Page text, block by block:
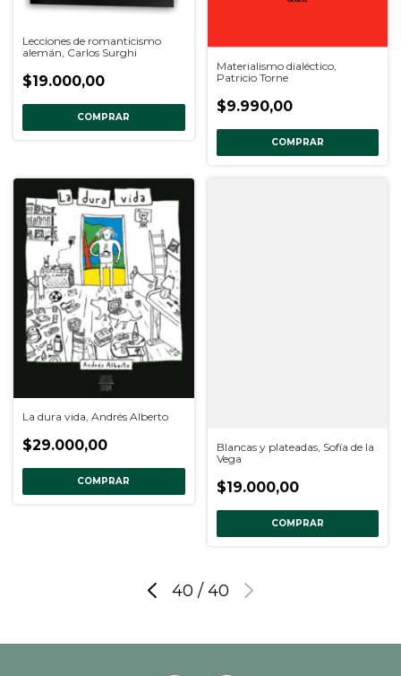
Lecciones de romanticismo
alemán, Carlos Surghi
$19.000,00
COMPRAR
Materialismo dialéctico,
Patricio Torne
$9.990,00
COMPRAR
La dura vida, Andrés Alberto
$29.000,00
COMPRAR
Blancas y plateadas, Sofía de la
Vega
$19.000,00
COMPRAR
40 / 40